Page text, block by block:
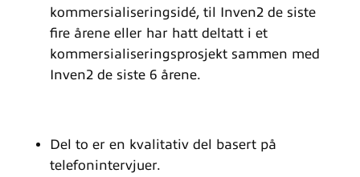
kommersialiseringsidé, til Inven2 de siste
fire årene eller har hatt deltatt i et
kommersialiseringsprosjekt sammen med
Inven2 de siste 6 årene.
Del to er en kvalitativ del basert på
telefonintervjuer.